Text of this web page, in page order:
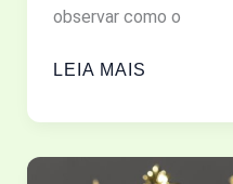
observar como o
POR
DEUS
LEIA MAIS